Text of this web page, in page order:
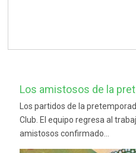
Los amistosos de la
Los partidos de la
Club. El equipo regresa al
amistosos confirmado...